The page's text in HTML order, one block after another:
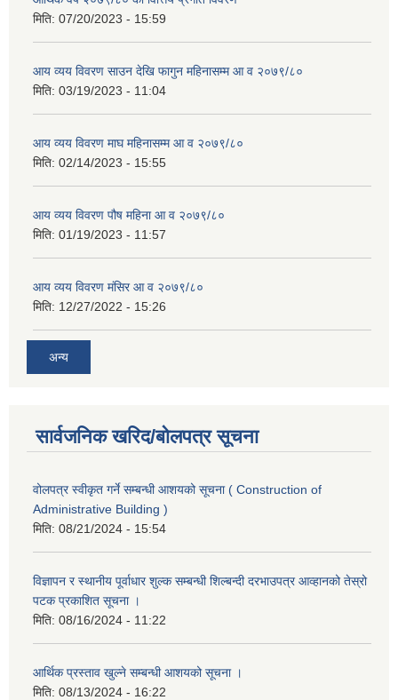
मिति: 07/20/2023 - 15:59
आय व्यय विवरण साउन देखि फागुन महिनासम्म आ व २०७९/८०
मिति: 03/19/2023 - 11:04
आय व्यय विवरण माघ महिनासम्म आ व २०७९/८०
मिति: 02/14/2023 - 15:55
आय व्यय विवरण पौष महिना आ व २०७९/८०
मिति: 01/19/2023 - 11:57
आय व्यय विवरण मंसिर आ व २०७९/८०
मिति: 12/27/2022 - 15:26
अन्य
सार्वजनिक खरिद/बोलपत्र सूचना
वोलपत्र स्वीकृत गर्ने सम्बन्धी आशयको सूचना ( Construction of
Administrative Building )
मिति: 08/21/2024 - 15:54
विज्ञापन र स्थानीय पूर्वाधार शुल्क सम्बन्धी शिल्बन्दी दरभाउपत्र आव्हानको तेस्रो
पटक प्रकाशित सूचना ।
मिति: 08/16/2024 - 11:22
आर्थिक प्रस्ताव खुल्ने सम्बन्धी आशयको सूचना ।
मिति: 08/13/2024 - 16:22